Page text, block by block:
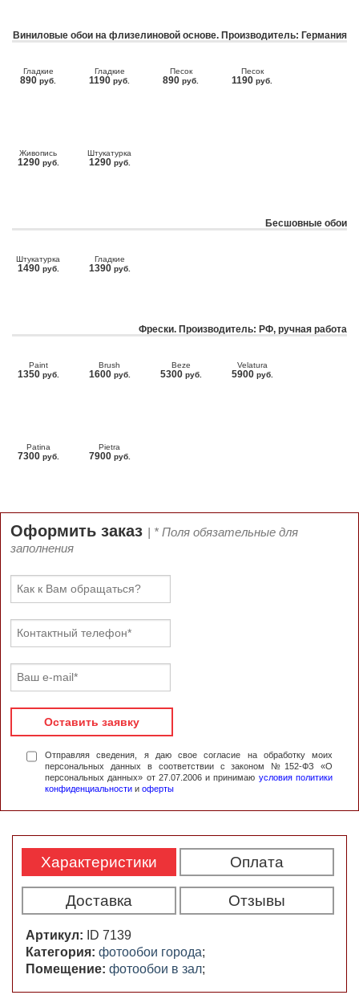
Виниловые обои на флизелиновой основе. Производитель: Германия
Гладкие
890 руб.
Гладкие
1190 руб.
Песок
890 руб.
Песок
1190 руб.
Живопись
1290 руб.
Штукатурка
1290 руб.
Бесшовные обои
Штукатурка
1490 руб.
Гладкие
1390 руб.
Фрески. Производитель: РФ, ручная работа
Paint
1350 руб.
Brush
1600 руб.
Beze
5300 руб.
Velatura
5900 руб.
Patina
7300 руб.
Pietra
7900 руб.
Оформить заказ | * Поля обязательные для
заполнения
Оставить заявку
Отправляя сведения, я даю свое согласие на обработку моих
персональных данных в соответствии с законом №152-ФЗ «О
персональных данных» от 27.07.2006 и принимаю условия политики
конфиденциальности и оферты
Характеристики Оплата
Доставка Отзывы
Артикул:
ID 7139
Категория: фотообои города;
Помещение: фотообои в зал;